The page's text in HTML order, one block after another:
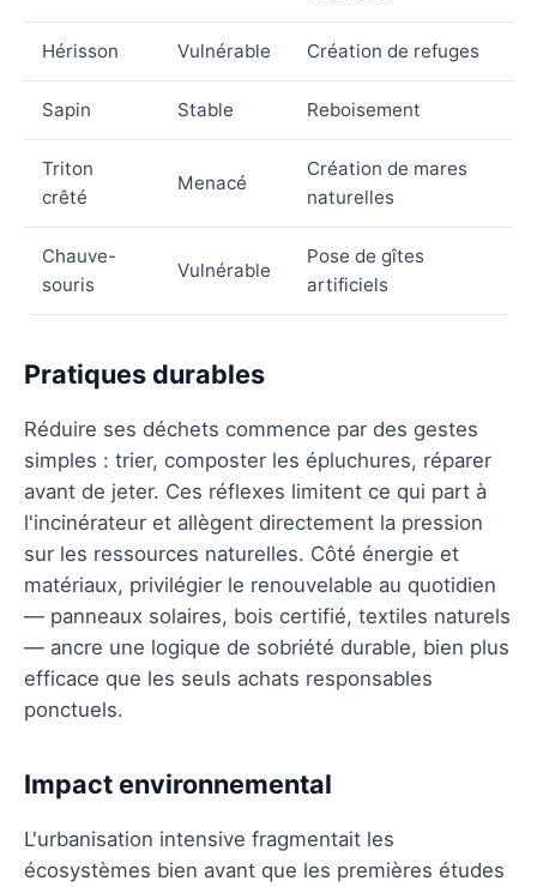
Hérisson Vulnérable Création de refuges
Sapin Stable Reboisement
Triton
crêté
Menacé
Création de mares
naturelles
Chauve-
souris
Vulnérable
Pose de gîtes
artificiels
Pratiques durables
Réduire ses déchets commence par des gestes
simples : trier, composter les épluchures, réparer
avant de jeter. Ces réflexes limitent ce qui part à
l'incinérateur et allègent directement la pression
sur les ressources naturelles. Côté énergie et
matériaux, privilégier le renouvelable au quotidien
— panneaux solaires, bois certifié, textiles naturels
— ancre une logique de sobriété durable, bien plus
efficace que les seuls achats responsables
ponctuels.
Impact environnemental
L'urbanisation intensive fragmentait les
écosystèmes bien avant que les premières études